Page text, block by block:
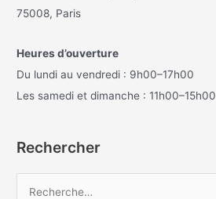
75008, Paris
Heures d’ouverture
Du lundi au vendredi : 9h00–17h00
Les samedi et dimanche : 11h00–15h00
Rechercher